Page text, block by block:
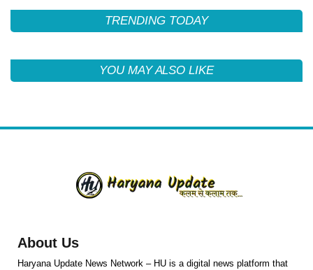
TRENDING TODAY
YOU MAY ALSO LIKE
About Us
Haryana Update News Network – HU is a digital news platform that